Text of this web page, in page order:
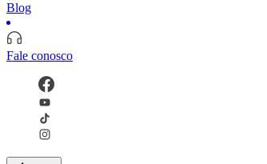
Blog
Fale conosco